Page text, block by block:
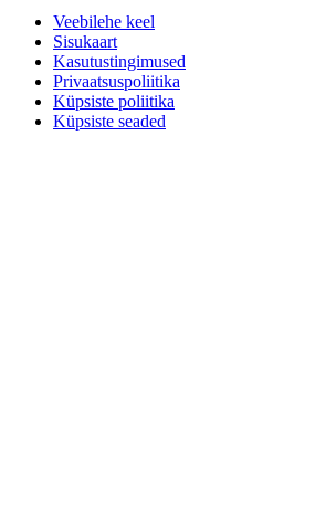
Veebilehe keel
Sisukaart
Kasutustingimused
Privaatsuspoliitika
Küpsiste poliitika
Küpsiste seaded